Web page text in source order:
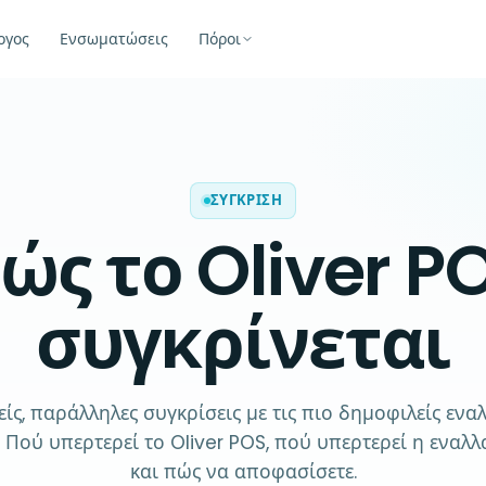
Ενσωματώσεις Πόροι
ΣΎΓΚΡΙΣΗ
το Oliver
συγκρίνεται
παράλληλες συγκρίσεις με τις πιο δημοφιλείς
Πού υπερτερεί το Oliver POS, πού υπερτερεί η
και πώς να αποφασίσετε.